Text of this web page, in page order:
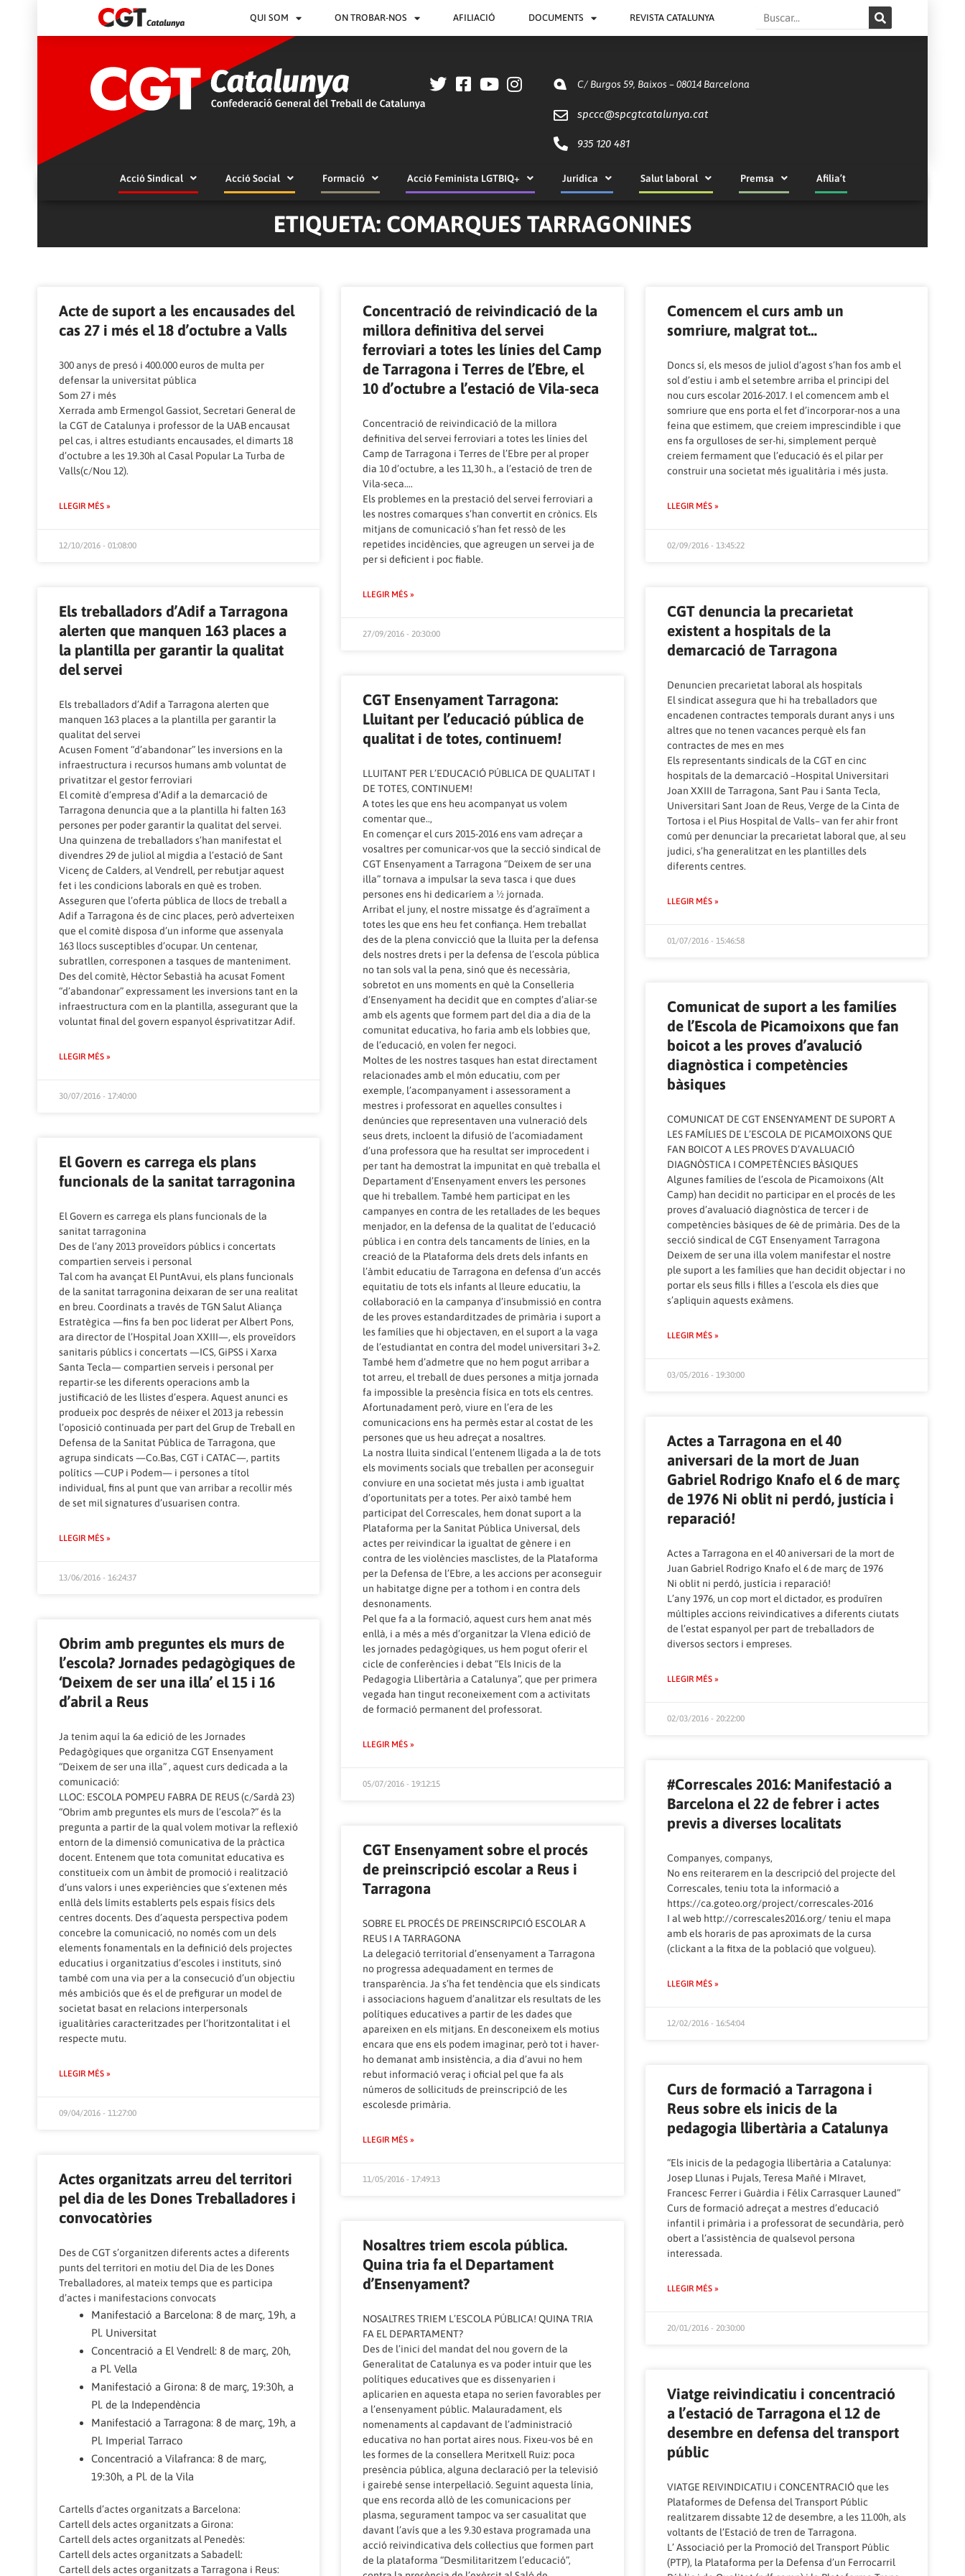
QUI SOM ON TROBAR-NOS AFILIACIÓ DOCUMENTS REVISTA CATALUNYA Search
C/ Burgos 59, Baixos – 08014 Barcelona
spccc@spcgtcatalunya.cat
935 120 481
Acció Sindical Acció Social Formació Acció Feminista LGTBIQ+ Jurídica Salut laboral Premsa Afilia’t
ETIQUETA: COMARQUES TARRAGONINES
Acte de suport a les encausades del
cas 27 i més el 18 d’octubre a Valls
300 anys de presó i 400.000 euros de multa per
defensar la universitat pública
Som 27 i més
Xerrada amb Ermengol Gassiot, Secretari General de
la CGT de Catalunya i professor de la UAB encausat
pel cas, i altres estudiants encausades, el dimarts 18
d’octubre a les 19.30h al Casal Popular La Turba de
Valls(c/Nou 12).
LLEGIR MÉS »
12/10/2016 - 01:08:00
Concentració de reivindicació de la
millora definitiva del servei
ferroviari a totes les línies del Camp
de Tarragona i Terres de l’Ebre, el
10 d’octubre a l’estació de Vila-seca
Concentració de reivindicació de la millora
definitiva del servei ferroviari a totes les línies del
Camp de Tarragona i Terres de l’Ebre per al proper
dia 10 d’octubre, a les 11,30 h., a l’estació de tren de
Vila-seca….
Els problemes en la prestació del servei ferroviari a
les nostres comarques s’han convertit en crònics. Els
mitjans de comunicació s’han fet ressò de les
repetides incidències, que agreugen un servei ja de
per si deficient i poc fiable.
LLEGIR MÉS »
27/09/2016 - 20:30:00
Comencem el curs amb un
somriure, malgrat tot…
Doncs sí, els mesos de juliol d’agost s’han fos amb el
sol d’estiu i amb el setembre arriba el principi del
nou curs escolar 2016-2017. I el comencem amb el
somriure que ens porta el fet d’incorporar-nos a una
feina que estimem, que creiem imprescindible i que
ens fa orgulloses de ser-hi, simplement perquè
creiem fermament que l’educació és el pilar per
construir una societat més igualitària i més justa.
LLEGIR MÉS »
02/09/2016 - 13:45:22
Els treballadors d’Adif a Tarragona
alerten que manquen 163 places a
la plantilla per garantir la qualitat
del servei
Els treballadors d’Adif a Tarragona alerten que
manquen 163 places a la plantilla per garantir la
qualitat del servei
Acusen Foment “d’abandonar” les inversions en la
infraestructura i recursos humans amb voluntat de
privatitzar el gestor ferroviari
El comitè d’empresa d’Adif a la demarcació de
Tarragona denuncia que a la plantilla hi falten 163
persones per poder garantir la qualitat del servei.
Una quinzena de treballadors s’han manifestat el
divendres 29 de juliol al migdia a l’estació de Sant
Vicenç de Calders, al Vendrell, per rebutjar aquest
fet i les condicions laborals en què es troben.
Asseguren que l’oferta pública de llocs de treball a
Adif a Tarragona és de cinc places, però adverteixen
que el comitè disposa d’un informe que assenyala
163 llocs susceptibles d’ocupar. Un centenar,
subratllen, corresponen a tasques de manteniment.
Des del comitè, Hèctor Sebastià ha acusat Foment
“d’abandonar” expressament les inversions tant en la
infraestructura com en la plantilla, assegurant que la
voluntat final del govern espanyol ésprivatitzar Adif.
LLEGIR MÉS »
30/07/2016 - 17:40:00
CGT Ensenyament Tarragona:
Lluitant per l’educació pública de
qualitat i de totes, continuem!
LLUITANT PER L’EDUCACIÓ PÚBLICA DE QUALITAT I
DE TOTES, CONTINUEM!
A totes les que ens heu acompanyat us volem
comentar que..,
En començar el curs 2015-2016 ens vam adreçar a
vosaltres per comunicar-vos que la secció sindical de
CGT Ensenyament a Tarragona “Deixem de ser una
illa” tornava a impulsar la seva tasca i que dues
persones ens hi dedicaríem a ½ jornada.
Arribat el juny, el nostre missatge és d’agraïment a
totes les que ens heu fet confiança. Hem treballat
des de la plena convicció que la lluita per la defensa
dels nostres drets i per la defensa de l’escola pública
no tan sols val la pena, sinó que és necessària,
sobretot en uns moments en què la Conselleria
d’Ensenyament ha decidit que en comptes d’aliar-se
amb els agents que formem part del dia a dia de la
comunitat educativa, ho faria amb els lobbies que,
de l’educació, en volen fer negoci.
Moltes de les nostres tasques han estat directament
relacionades amb el món educatiu, com per
exemple, l’acompanyament i assessorament a
mestres i professorat en aquelles consultes i
denúncies que representaven una vulneració dels
seus drets, incloent la difusió de l’acomiadament
d’una professora que ha resultat ser improcedent i
per tant ha demostrat la impunitat en què treballa el
Departament d’Ensenyament envers les persones
que hi treballem. També hem participat en les
campanyes en contra de les retallades de les beques
menjador, en la defensa de la qualitat de l’educació
pública i en contra dels tancaments de línies, en la
creació de la Plataforma dels drets dels infants en
l’àmbit educatiu de Tarragona en defensa d’un accés
equitatiu de tots els infants al lleure educatiu, la
col·laboració en la campanya d’insubmissió en contra
de les proves estandarditzades de primària i suport a
les famílies que hi objectaven, en el suport a la vaga
de l’estudiantat en contra del model universitari 3+2.
També hem d’admetre que no hem pogut arribar a
tot arreu, el treball de dues persones a mitja jornada
fa impossible la presència física en tots els centres.
Afortunadament però, viure en l’era de les
comunicacions ens ha permès estar al costat de les
persones que us heu adreçat a nosaltres.
La nostra lluita sindical l’entenem lligada a la de tots
els moviments socials que treballen per aconseguir
conviure en una societat més justa i amb igualtat
d’oportunitats per a totes. Per això també hem
participat del Correscales, hem donat suport a la
Plataforma per la Sanitat Pública Universal, dels
actes per reivindicar la igualtat de gènere i en
contra de les violències masclistes, de la Plataforma
per la Defensa de l’Ebre, a les accions per aconseguir
un habitatge digne per a tothom i en contra dels
desnonaments.
Pel que fa a la formació, aquest curs hem anat més
enllà, i a més a més d’organitzar la VIena edició de
les jornades pedagògiques, us hem pogut oferir el
cicle de conferències i debat “Els Inicis de la
Pedagogia Llibertària a Catalunya”, que per primera
vegada han tingut reconeixement com a activitats
de formació permanent del professorat.
LLEGIR MÉS »
05/07/2016 - 19:12:15
CGT denuncia la precarietat
existent a hospitals de la
demarcació de Tarragona
Denuncien precarietat laboral als hospitals
El sindicat assegura que hi ha treballadors que
encadenen contractes temporals durant anys i uns
altres que no tenen vacances perquè els fan
contractes de mes en mes
Els representants sindicals de la CGT en cinc
hospitals de la demarcació –Hospital Universitari
Joan XXIII de Tarragona, Sant Pau i Santa Tecla,
Universitari Sant Joan de Reus, Verge de la Cinta de
Tortosa i el Pius Hospital de Valls– van fer ahir front
comú per denunciar la precarietat laboral que, al seu
judici, s’ha generalitzat en les plantilles dels
diferents centres.
LLEGIR MÉS »
01/07/2016 - 15:46:58
El Govern es carrega els plans
funcionals de la sanitat tarragonina
El Govern es carrega els plans funcionals de la
sanitat tarragonina
Des de l’any 2013 proveïdors públics i concertats
compartien serveis i personal
Tal com ha avançat El PuntAvui, els plans funcionals
de la sanitat tarragonina deixaran de ser una realitat
en breu. Coordinats a través de TGN Salut Aliança
Estratègica —fins fa ben poc liderat per Albert Pons,
ara director de l’Hospital Joan XXIII—, els proveïdors
sanitaris públics i concertats —ICS, GiPSS i Xarxa
Santa Tecla— compartien serveis i personal per
repartir-se les diferents operacions amb la
justificació de les llistes d’espera. Aquest anunci es
produeix poc després de néixer el 2013 ja rebessin
l’oposició continuada per part del Grup de Treball en
Defensa de la Sanitat Pública de Tarragona, que
agrupa sindicats —Co.Bas, CGT i CATAC—, partits
polítics —CUP i Podem— i persones a títol
individual, fins al punt que van arribar a recollir més
de set mil signatures d’usuarisen contra.
LLEGIR MÉS »
13/06/2016 - 16:24:37
CGT Ensenyament sobre el procés
de preinscripció escolar a Reus i
Tarragona
SOBRE EL PROCÉS DE PREINSCRIPCIÓ ESCOLAR A
REUS I A TARRAGONA
La delegació territorial d’ensenyament a Tarragona
no progressa adequadament en termes de
transparència. Ja s’ha fet tendència que els sindicats
i associacions haguem d’analitzar els resultats de les
polítiques educatives a partir de les dades que
apareixen en els mitjans. En desconeixem els motius
encara que ens els podem imaginar, però tot i haver-
ho demanat amb insistència, a dia d’avui no hem
rebut informació veraç i oficial pel que fa als
números de sol·licituds de preinscripció de les
escolesde primària.
LLEGIR MÉS »
11/05/2016 - 17:49:13
Comunicat de suport a les familíes
de l’Escola de Picamoixons que fan
boicot a les proves d’avalució
diagnòstica i competències
bàsiques
COMUNICAT DE CGT ENSENYAMENT DE SUPORT A
LES FAMÍLIES DE L’ESCOLA DE PICAMOIXONS QUE
FAN BOICOT A LES PROVES D’AVALUACIÓ
DIAGNÒSTICA I COMPETÈNCIES BÀSIQUES
Algunes famílies de l’escola de Picamoixons (Alt
Camp) han decidit no participar en el procés de les
proves d’avaluació diagnòstica de tercer i de
competències bàsiques de 6è de primària. Des de la
secció sindical de CGT Ensenyament Tarragona
Deixem de ser una illa volem manifestar el nostre
ple suport a les famílies que han decidit objectar i no
portar els seus fills i filles a l’escola els dies que
s’apliquin aquests exàmens.
LLEGIR MÉS »
03/05/2016 - 19:30:00
Obrim amb preguntes els murs de
l’escola? Jornades pedagògiques de
‘Deixem de ser una illa’ el 15 i 16
d’abril a Reus
Ja tenim aquí la 6a edició de les Jornades
Pedagògiques que organitza CGT Ensenyament
“Deixem de ser una illa” , aquest curs dedicada a la
comunicació:
LLOC: ESCOLA POMPEU FABRA DE REUS (c/Sardà 23)
“Obrim amb preguntes els murs de l’escola?” és la
pregunta a partir de la qual volem motivar la reflexió
entorn de la dimensió comunicativa de la pràctica
docent. Entenem que tota comunitat educativa es
constitueix com un àmbit de promoció i realització
d’uns valors i unes experiències que s’extenen més
enllà dels límits establerts pels espais físics dels
centres docents. Des d’aquesta perspectiva podem
concebre la comunicació, no només com un dels
elements fonamentals en la definició dels projectes
educatius i organitzatius d’escoles i instituts, sinó
també com una via per a la consecució d’un objectiu
més ambiciós que és el de prefigurar un model de
societat basat en relacions interpersonals
igualitàries caracteritzades per l’horitzontalitat i el
respecte mutu.
LLEGIR MÉS »
09/04/2016 - 11:27:00
Nosaltres triem escola pública.
Quina tria fa el Departament
d’Ensenyament?
NOSALTRES TRIEM L’ESCOLA PÚBLICA! QUINA TRIA
FA EL DEPARTAMENT?
Des de l’inici del mandat del nou govern de la
Generalitat de Catalunya es va poder intuir que les
polítiques educatives que es dissenyarien i
aplicarien en aquesta etapa no serien favorables per
a l’ensenyament públic. Malauradament, els
nomenaments al capdavant de l’administració
educativa no han portat aires nous. Fixeu-vos bé en
les formes de la consellera Meritxell Ruiz: poca
presència pública, alguna declaració per la televisió
i gairebé sense interpel·lació. Seguint aquesta línia,
que ens recorda allò de les comunicacions per
plasma, segurament tampoc va ser casualitat que
davant l’avís que a les 9.30 estava programada una
acció reivindicativa dels col·lectius que formen part
de la plataforma “Desmilitaritzem l’educació”,
Actes a Tarragona en el 40
aniversari de la mort de Juan
Gabriel Rodrigo Knafo el 6 de març
de 1976 Ni oblit ni perdó, justícia i
reparació!
Actes a Tarragona en el 40 aniversari de la mort de
Juan Gabriel Rodrigo Knafo el 6 de març de 1976
Ni oblit ni perdó, justícia i reparació!
L’any 1976, un cop mort el dictador, es produïren
múltiples accions reivindicatives a diferents ciutats
de l’estat espanyol per part de treballadors de
diversos sectors i empreses.
LLEGIR MÉS »
02/03/2016 - 20:22:00
Actes organitzats arreu del territori
pel dia de les Dones Treballadores i
convocatòries
Des de CGT s’organitzen diferents actes a diferents
punts del territori en motiu del Dia de les Dones
Treballadores, al mateix temps que es participa
d’actes i manifestacions convocats
Manifestació a Barcelona: 8 de març, 19h, a
Pl. Universitat
Concentració a El Vendrell: 8 de març, 20h,
a Pl. Vella
Manifestació a Girona: 8 de març, 19:30h, a
Pl. de la Independència
Manifestació a Tarragona: 8 de març, 19h, a
Pl. Imperial Tarraco
Concentració a Vilafranca: 8 de març,
19:30h, a Pl. de la Vila
Cartells d’actes organitzats a Barcelona:
Cartell dels actes organitzats a Girona:
Cartell dels actes organitzats al Penedès:
Cartell dels actes organitzats a Sabadell:
Cartell dels actes organitzats a Tarragona i Reus:
#Correscales 2016: Manifestació a
Barcelona el 22 de febrer i actes
previs a diverses localitats
Companyes, companys,
No ens reiterarem en la descripció del projecte del
Correscales, teniu tota la informació a
https://ca.goteo.org/project/correscales-2016
I al web http://correscales2016.org/teniu el mapa
amb els horaris de pas aproximats de la cursa
(clickant a la fitxa de la població que volgueu).
LLEGIR MÉS »
12/02/2016 - 16:54:04
Curs de formació a Tarragona i
Reus sobre els inicis de la
pedagogia llibertària a Catalunya
“Els inicis de la pedagogia llibertària a Catalunya:
Josep Llunas i Pujals, Teresa Mañé i MIravet,
Francesc Ferrer i Guàrdia i Félix Carrasquer Launed”
Curs de formació adreçat a mestres d’educació
infantil i primària i a professorat de secundària, però
obert a l’assistència de qualsevol persona
interessada.
LLEGIR MÉS »
20/01/2016 - 20:30:00
Viatge reivindicatiu i concentració
a l’estació de Tarragona el 12 de
desembre en defensa del transport
públic
VIATGE REIVINDICATIU i CONCENTRACIÓ que les
Plataformes de Defensa del Transport Públic
realitzarem dissabte 12 de desembre, a les 11.00h, als
voltants de l’Estació de tren de Tarragona.
L’ Associació per la Promoció del Transport Públic
(PTP), la Plataforma per la Defensa d’un Ferrocarril